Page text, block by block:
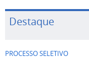
Destaque
PROCESSO SELETIVO